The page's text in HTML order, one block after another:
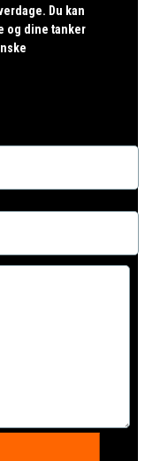
Du kan
og dine tanker